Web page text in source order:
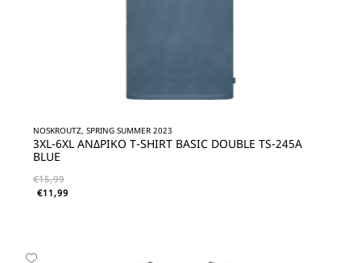
NOSKROUTZ, SPRING SUMMER 2023
3XL-6XL ΑΝΔΡΙΚΟ T-SHIRT BASIC DOUBLE TS-245A
BLUE
€15,99
€11,99